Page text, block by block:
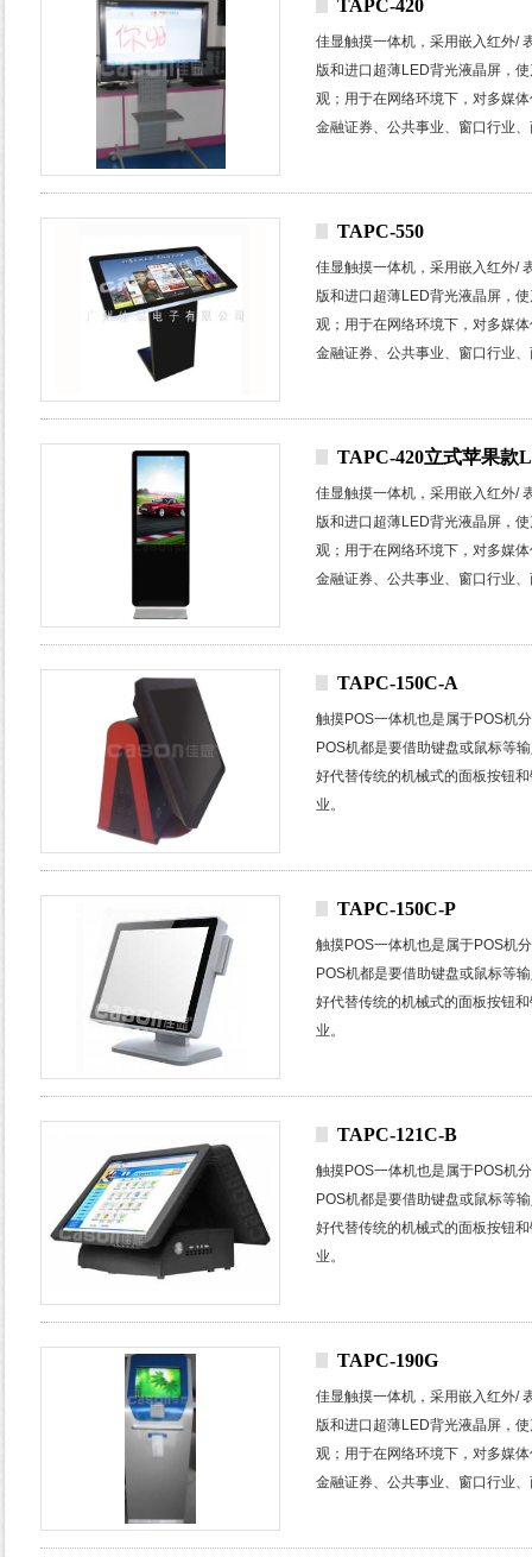
TAPC-420
佳显触摸一体机，采用嵌入红外/
版和进口超薄LED背光液晶屏，
观； 用于在网络环境下，对多媒
金融证券、公共事业、窗口行业、
TAPC-550
佳显触摸一体机，采用嵌入红外/
版和进口超薄LED背光液晶屏，
观； 用于在网络环境下，对多媒
金融证券、公共事业、窗口行业、
TAPC-420立式苹果款
佳显触摸一体机，采用嵌入红外/
版和进口超薄LED背光液晶屏，
观； 用于在网络环境下，对多媒
金融证券、公共事业、窗口行业、
TAPC-150C-A
触摸POS一体机也是属于POS机
POS机都是要借助键盘或鼠标等
好代替传统的机械式的面板按钮
业。
TAPC-150C-P
触摸POS一体机也是属于POS机
POS机都是要借助键盘或鼠标等
好代替传统的机械式的面板按钮
业。
TAPC-121C-B
触摸POS一体机也是属于POS机
POS机都是要借助键盘或鼠标等
好代替传统的机械式的面板按钮
业。
TAPC-190G
佳显触摸一体机，采用嵌入红外/
版和进口超薄LED背光液晶屏，
观； 用于在网络环境下，对多媒
金融证券、公共事业、窗口行业、